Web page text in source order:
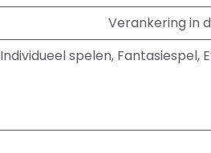
Verankering in
Individueel spelen, Fantasiespel,